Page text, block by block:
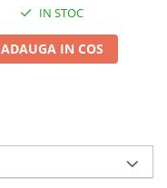
IN STOC
ADAUGA IN COS